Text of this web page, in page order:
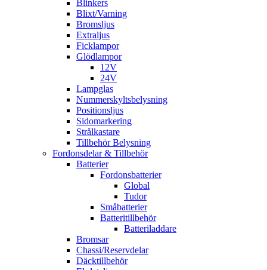
Blinkers
Blixt/Varning
Bromsljus
Extraljus
Ficklampor
Glödlampor
12V
24V
Lampglas
Nummerskyltsbelysning
Positionsljus
Sidomarkering
Strålkastare
Tillbehör Belysning
Fordonsdelar & Tillbehör
Batterier
Fordonsbatterier
Global
Tudor
Småbatterier
Batteritillbehör
Batteriladdare
Bromsar
Chassi/Reservdelar
Däcktillbehör